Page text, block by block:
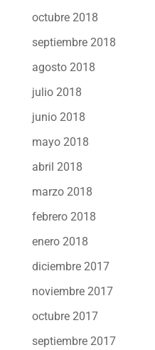
octubre 2018
septiembre 2018
agosto 2018
julio 2018
junio 2018
mayo 2018
abril 2018
marzo 2018
febrero 2018
enero 2018
diciembre 2017
noviembre 2017
octubre 2017
septiembre 2017